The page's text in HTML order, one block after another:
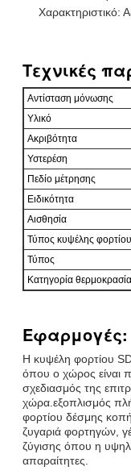
Χαρακτηριστικό:
Τεχνικές
Αντίσταση μόνωσης
Υλικό
Ακριβότητα
Υστερέση
Πεδίο μέτρησης
Ειδικότητα
Αισθησία
Τύπος κυψέλης φορτίου
Τύπος
Κατηγορία
Εφαρμογές:
Η κυψέλη φορτίου
όπου ο χώρος είναι
σχεδιασμός της
χώρα.εξοπλισμός
φορτίου δέσμης
ζυγαριά φορτηγών,
ζύγισης όπου η υψηλή
απαραίτητες.